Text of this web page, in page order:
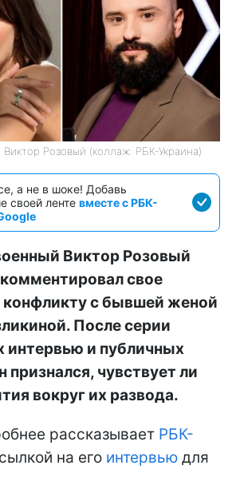
Розовый (коллаж: РБК-Украина)
а не в шоке! Добавь
своей ленте вместе с РБК-
Виктор Розовый
свое
конфликту с бывшей женой
После серии
интервью и публичных
признался, чувствует ли
вокруг их развода.
рассказывает РБК-
на его интервью для